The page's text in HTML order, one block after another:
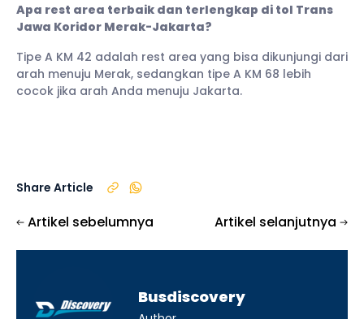
Apa rest area terbaik dan terlengkap di tol Trans
Jawa Koridor Merak-Jakarta?
Tipe A KM 42 adalah rest area yang bisa dikunjungi dari
arah menuju Merak, sedangkan tipe A KM 68 lebih
cocok jika arah Anda menuju Jakarta.
Share Article
Artikel sebelumnya Artikel selanjutnya
Busdiscovery